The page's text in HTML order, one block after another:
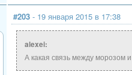
#203 - 19 января 2015 в 17:38
alexei:
А какая связь между морозом